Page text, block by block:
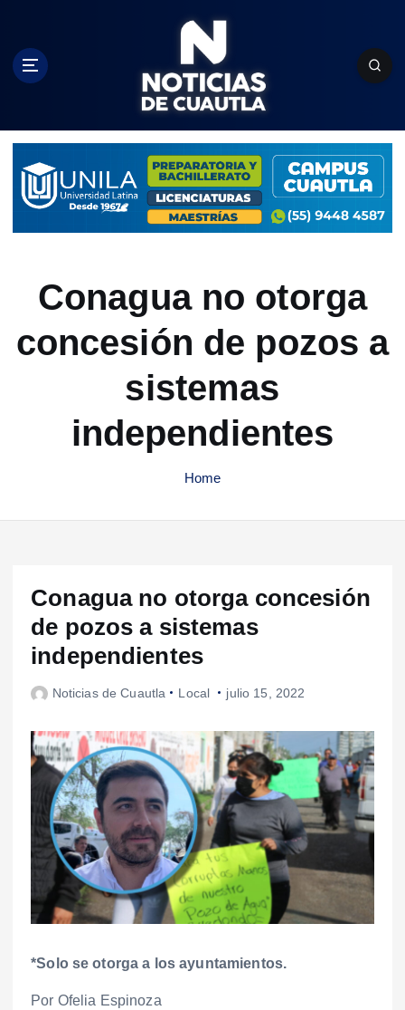
c
Conagua no otorga
concesión de pozos a
sistemas
independientes
Home
Conagua no otorga concesión
de pozos a sistemas
independientes
Noticias de Cuautla Local julio 15, 2022
*Solo se otorga a los ayuntamientos.
Por Ofelia Espinoza